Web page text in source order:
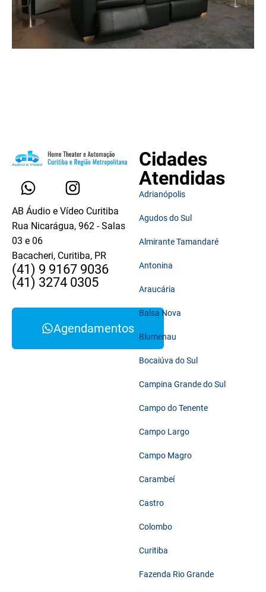
AB Áudio e Vídeo Curitiba
Rua Nicarágua, 962 - Salas
03 e 06
Bacacheri, Curitiba, PR
(41) 9 9167 9036
(41) 3274 0305
Agendamentos
Cidades
Atendidas
Adrianópolis
Agudos do Sul
Almirante Tamandaré
Antonina
Araucária
Balsa Nova
Blumenau
Bocaiúva do Sul
Campina Grande do Sul
Campo do Tenente
Campo Largo
Campo Magro
Carambeí
Castro
Colombo
Curitiba
Fazenda Rio Grande